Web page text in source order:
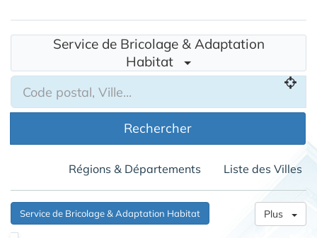
Service de Bricolage & Adaptation
Habitat
Rechercher
Régions & Départements Liste des Villes
Service de Bricolage & Adaptation Habitat Plus